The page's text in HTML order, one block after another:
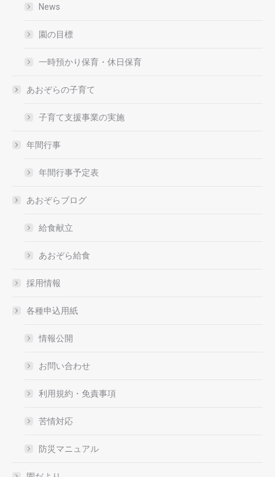
News
園の目標
一時預かり保育・休日保育
あおぞらの子育て
子育て支援事業の実施
年間行事
年間行事予定表
あおぞらブログ
給食献立
あおぞら給食
採用情報
各種申込用紙
情報公開
お問い合わせ
利用規約・免責事項
苦情対応
防災マニュアル